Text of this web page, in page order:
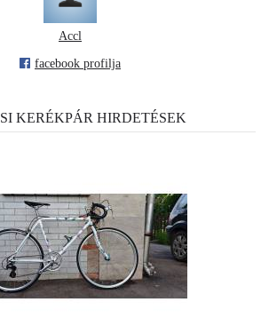
Accl
facebook profilja
KERÉKPÁR HIRDETÉSEK